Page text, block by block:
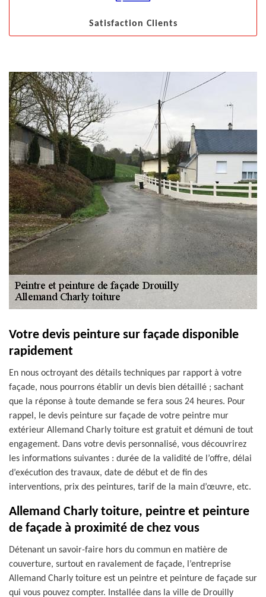
Satisfaction Clients
Votre devis peinture sur façade disponible
rapidement
En nous octroyant des détails techniques par rapport à votre
façade, nous pourrons établir un devis bien détaillé ; sachant
que la réponse à toute demande se fera sous 24 heures. Pour
rappel, le devis peinture sur façade de votre peintre mur
extérieur Allemand Charly toiture est gratuit et démuni de tout
engagement. Dans votre devis personnalisé, vous découvrirez
les informations suivantes : durée de la validité de l’offre, délai
d’exécution des travaux, date de début et de fin des
interventions, prix des peintures, tarif de la main d’œuvre, etc.
Allemand Charly toiture, peintre et peinture
de façade à proximité de chez vous
Détenant un savoir-faire hors du commun en matière de
couverture, surtout en ravalement de façade, l’entreprise
Allemand Charly toiture est un peintre et peinture de façade sur
qui vous pouvez compter. Installée dans la ville de Drouilly